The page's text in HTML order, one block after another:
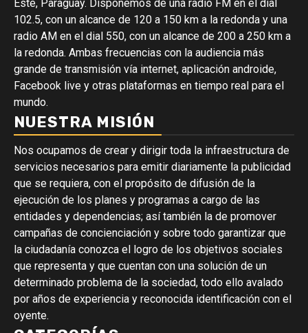
Este, Paraguay. Disponemos de una radio FM en el dial
102.5, con un alcance de 120 a 150 km a la redonda y una
radio AM en el dial 550, con un alcance de 200 a 250 km a
la redonda. Ambas frecuencias con la audiencia más
grande de transmisión vía internet, aplicación androide,
Facebook live y otras plataformas en tiempo real para el
mundo.
NUESTRA MISIÓN
Nos ocupamos de crear y dirigir toda la infraestructura de
servicios necesarios para emitir diariamente la publicidad
que se requiera, con el propósito de difusión de la
ejecución de los planes y programas a cargo de las
entidades y dependencias; así también la de promover
campañas de concienciación y sobre todo garantizar que
la ciudadanía conozca el logro de los objetivos sociales
que representa y que cuentan con una solución de un
determinado problema de la sociedad, todo ello avalado
por años de experiencia y reconocida identificación con el
oyente.